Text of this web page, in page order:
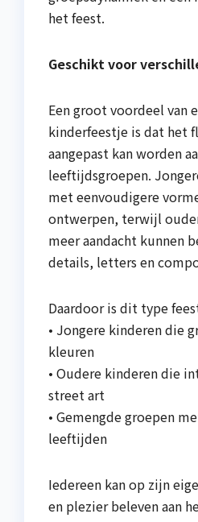
het feest.
Geschikt voor
Een groot voordeel van
kinderfeestje is dat het
aangepast kan worden
leeftijdsgroepen.
met eenvoudigere
ontwerpen, terwijl
meer aandacht kunnen
details, letters en
Daardoor is dit type
• Jongere kinderen die
kleuren
• Oudere kinderen die
street art
• Gemengde groepen
leeftijden
Iedereen kan op zijn
en plezier beleven aan